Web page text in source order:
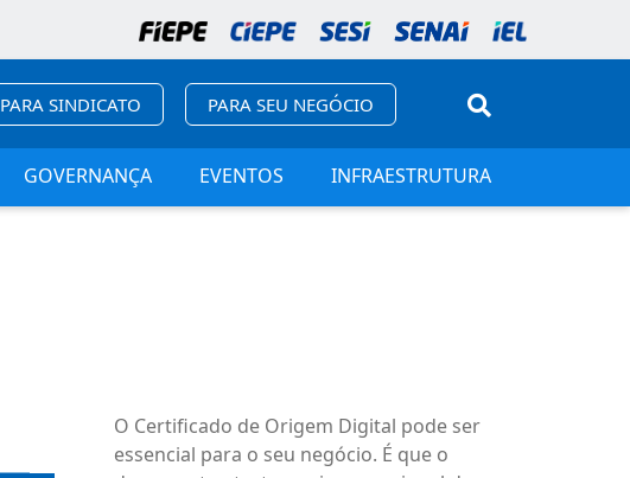
PARA SINDICATO PARA SEU NEGÓCIO
GOVERNANÇA EVENTOS INFRAESTRUTURA
O Certificado de Origem Digital pode ser
essencial para o seu negócio. É que o